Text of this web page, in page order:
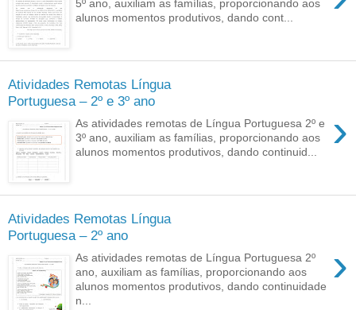
5º ano, auxiliam as famílias, proporcionando aos
alunos momentos produtivos, dando cont...
Atividades Remotas Língua
Portuguesa – 2º e 3º ano
›
As atividades remotas de Língua Portuguesa 2º e
3º ano, auxiliam as famílias, proporcionando aos
alunos momentos produtivos, dando continuid...
Atividades Remotas Língua
Portuguesa – 2º ano
›
As atividades remotas de Língua Portuguesa 2º
ano, auxiliam as famílias, proporcionando aos
alunos momentos produtivos, dando continuidade
n...